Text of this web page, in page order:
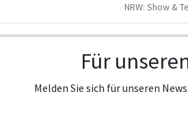
NRW: Show &
Für
Melden Sie sich für unseren